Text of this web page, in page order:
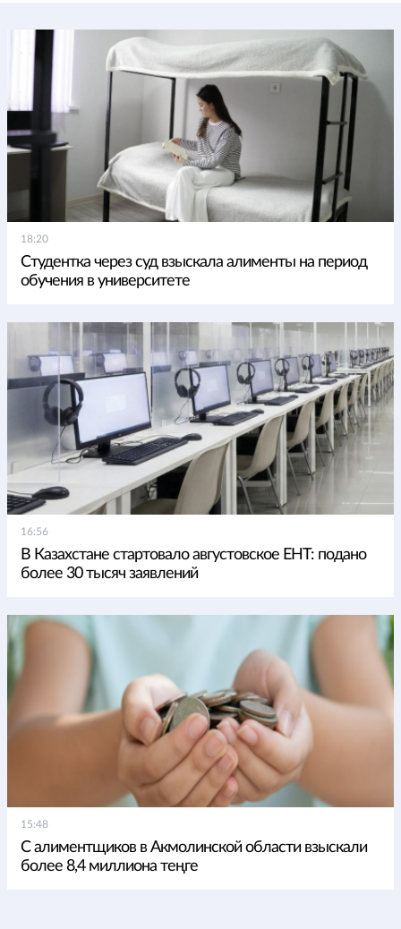
18:20
Студентка через суд взыскала алименты на период
обучения в университете
16:56
В Казахстане стартовало августовское ЕНТ: подано
более 30 тысяч заявлений
15:48
С алиментщиков в Акмолинской области взыскали
более 8,4 миллиона теңге